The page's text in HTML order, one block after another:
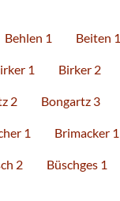
Behlen 1 Beiten 1
1 Birker 2
2 Bongartz 3
1 Brimacker 1
2 Büschges 1